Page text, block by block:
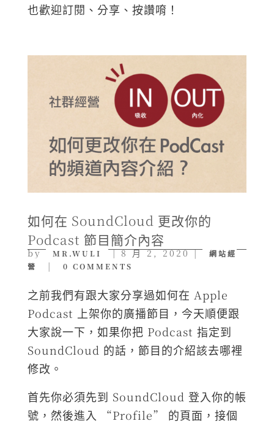
也歡迎訂閱、分享、按讚唷！
如何在 SoundCloud 更改你的
Podcast 節目簡介內容
by MR.WULI |8 月 2, 2020|
網站經
營
| 0 COMMENTS
之前我們有跟大家分享過如何在 Apple
Podcast 上架你的廣播節目，今天順便跟
大家說一下，如果你把 Podcast 指定到
SoundCloud 的話，節目的介紹該去哪裡
修改。
首先你必須先到 SoundCloud 登入你的帳
號，然後進入 “Profile” 的頁面，接個